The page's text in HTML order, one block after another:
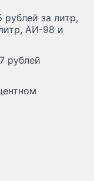
за литр,
АИ-98 и
рублей